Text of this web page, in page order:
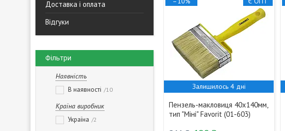
Доставка і оплата
Відгуки
Фільтри
Наявність
В наявності 10
Країна виробник
Україна 2
Залишилось 4 дні
Пензель-макловиця 40х140мм,
тип "Міні" Favorit (01-603)